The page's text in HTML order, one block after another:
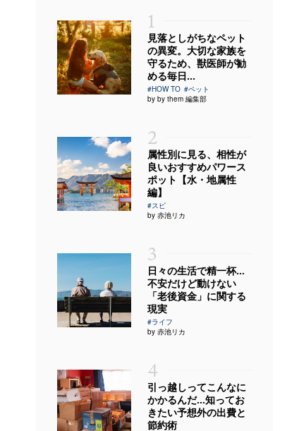
1
見落としがちなペット
の異変。大切な家族を
守るため、獣医師が勧
める毎日...
#HOW TO #ペット
by by them 編集部
2
属性別に見る、相性が
良いおすすめパワース
ポット【水・地属性
編】
#スピ
by 赤池リカ
3
日々の生活で精一杯…
不安だけど動けない
「老後資金」に関する
現実
#ライフ
by 赤池リカ
4
引っ越しってこんなに
かかるんだ…知ってお
きたい予想外の出費と
節約術